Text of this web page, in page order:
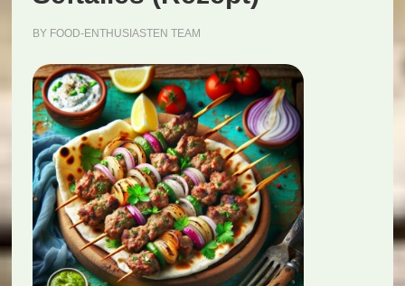
BY FOOD-ENTHUSIASTEN TEAM